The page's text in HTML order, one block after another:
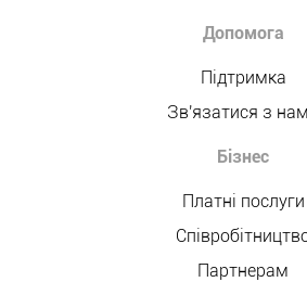
Допомога
Підтримка
Зв'язатися з
Бізнес
Платні послуги
Партнерам